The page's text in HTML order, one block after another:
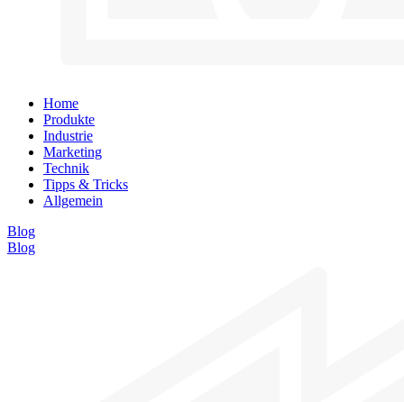
Home
Produkte
Industrie
Marketing
Technik
Tipps & Tricks
Allgemein
Blog
Blog